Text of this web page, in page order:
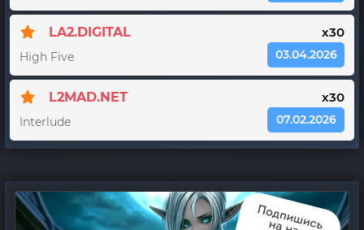
LA2.DIGITAL x30
High Five 03.04.2026
L2MAD.NET x30
Interlude 07.02.2026